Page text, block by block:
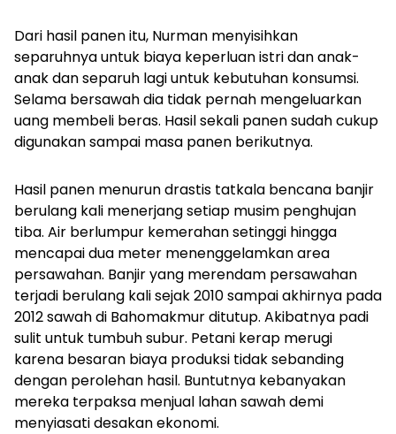
Dari hasil panen itu, Nurman menyisihkan
separuhnya untuk biaya keperluan istri dan anak-
anak dan separuh lagi untuk kebutuhan konsumsi.
Selama bersawah dia tidak pernah mengeluarkan
uang membeli beras. Hasil sekali panen sudah cukup
digunakan sampai masa panen berikutnya.
Hasil panen menurun drastis tatkala bencana banjir
berulang kali menerjang setiap musim penghujan
tiba. Air berlumpur kemerahan setinggi hingga
mencapai dua meter menenggelamkan area
persawahan. Banjir yang merendam persawahan
terjadi berulang kali sejak 2010 sampai akhirnya pada
2012 sawah di Bahomakmur ditutup. Akibatnya padi
sulit untuk tumbuh subur. Petani kerap merugi
karena besaran biaya produksi tidak sebanding
dengan perolehan hasil. Buntutnya kebanyakan
mereka terpaksa menjual lahan sawah demi
menyiasati desakan ekonomi.